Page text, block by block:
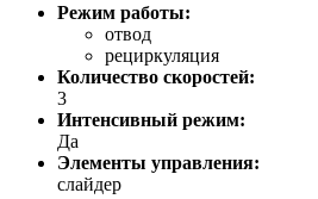
Режим работы:
отвод
рециркуляция
Количество скоростей:
3
Интенсивный режим:
Да
Элементы управления:
слайдер